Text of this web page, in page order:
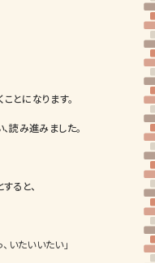
とになります。
、読み進みました。
ると、
、いたいいたい」